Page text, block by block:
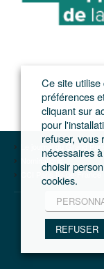
Le journal du Grand
Nominations
CCI Paris Ile-de-
Ce site
préférences
cliquant sur
pour
refuser, vous
nécessaires
choisir
cookies.
REFUSER